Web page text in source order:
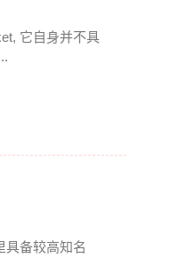
它自身并不具
具备较高知名